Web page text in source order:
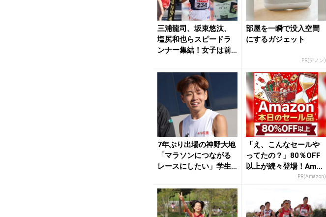
三浦龍司、坂東悠汰、
塩尻和也らスピードラ
ンナー集結！女子は前
部屋を一瞬で没入空間
にするガジェット
PR(デノン)
7年ぶり出場の神野大地
「マラソンにつながる
レースにしたい」学生
「え、こんなセールや
ってたの？」80％OFF
以上が続々登場！Amaz
PR(Amazon)